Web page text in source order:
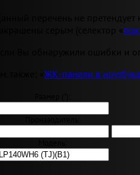
Данный перечень не
Если Вы обнаружили ошибки и
ЖК-панели в